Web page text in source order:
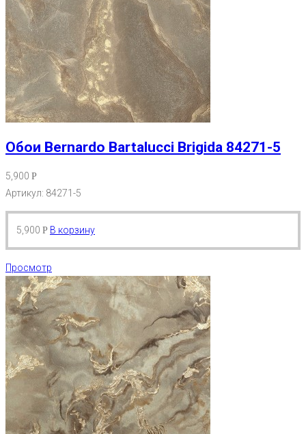
Обои Bernardo Bartalucci Brigida 84271-5
5,900 Р
Артикул: 84271-5
5,900 Р В корзину
Просмотр